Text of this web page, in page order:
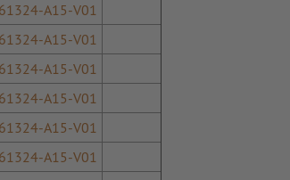
A15-V01
A15-V01
A15-V01
A15-V01
A15-V01
A15-V01